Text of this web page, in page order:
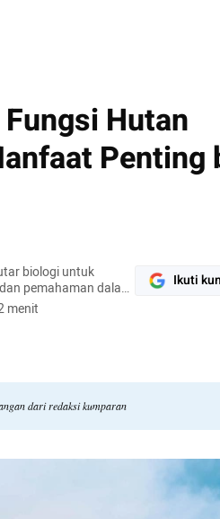
Hutan
Penting
biologi untuk
pemahaman dalam
menit
Ikuti
dari redaksi kumparan